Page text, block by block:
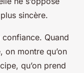
sincère.
Quand
on montre qu’on
qu’on prend